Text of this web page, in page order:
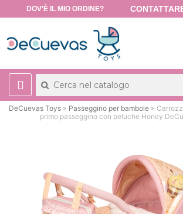
DOV'È IL MIO ORDINE?
DeCuevas Toys Passeggino per bambole
primo passeggino con peluche Honey